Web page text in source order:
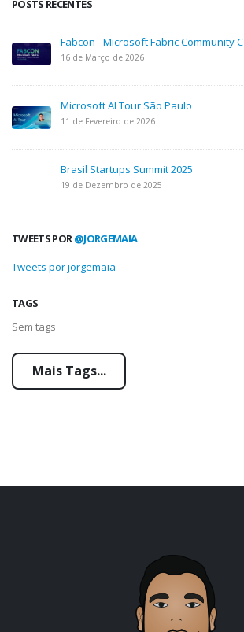
POSTS RECENTES
Fabcon - Microsoft Fabric Community
16 de Março de 2026
Microsoft AI Tour São Paulo
11 de Fevereiro de 2026
Brasil Startups Summit 2025
19 de Dezembro de 2025
TWEETS POR@JORGEMAIA
Tweets por jorgemaia
TAGS
Sem tags
Mais Tags...